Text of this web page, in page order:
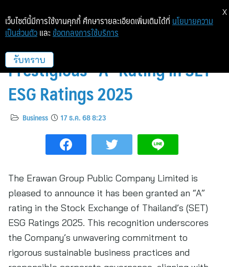
The Erawan Group Earns
Prestigious “A” Rating in SET
ESG Ratings 2025
Business 17 ธ.ค. 68 8:23
The Erawan Group Public Company Limited is
pleased to announce it has been granted an “A”
rating in the Stock Exchange of Thailand’s (SET)
ESG Ratings 2025. This recognition underscores
the Company’s unwavering commitment to
rigorous sustainable business practices and
เว็บไซต์นี้มีการใช้งานคุกกี้ ศึกษารายละเอียดเพิ่มเติมได้ที่ นโยบายความ
เป็นส่วนตัว และ ข้อตกลงการใช้บริการ
รับทราบ
X